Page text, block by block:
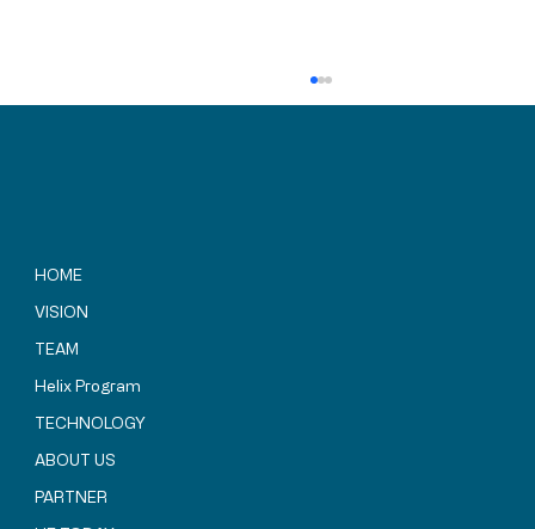
「Helix HARUKA」建設地を視察されまし
た
HOME
VISION
TEAM
Helix Program
TECHNOLOGY
ABOUT US
PARTNER